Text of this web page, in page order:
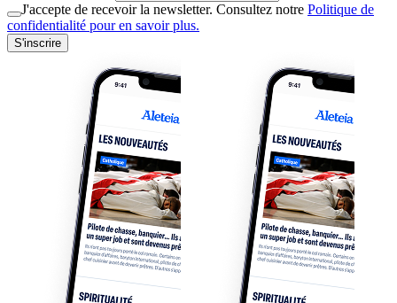
J'accepte de recevoir la newsletter. Consultez notre Politique de
confidentialité pour en savoir plus.
S'inscrire